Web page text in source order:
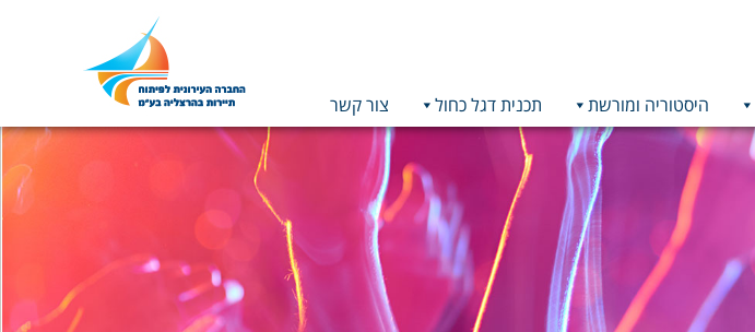
תמונה
כקישור
לעמוד
הבית
היסטוריה ומורשת תכנית דגל כחול צור קשר